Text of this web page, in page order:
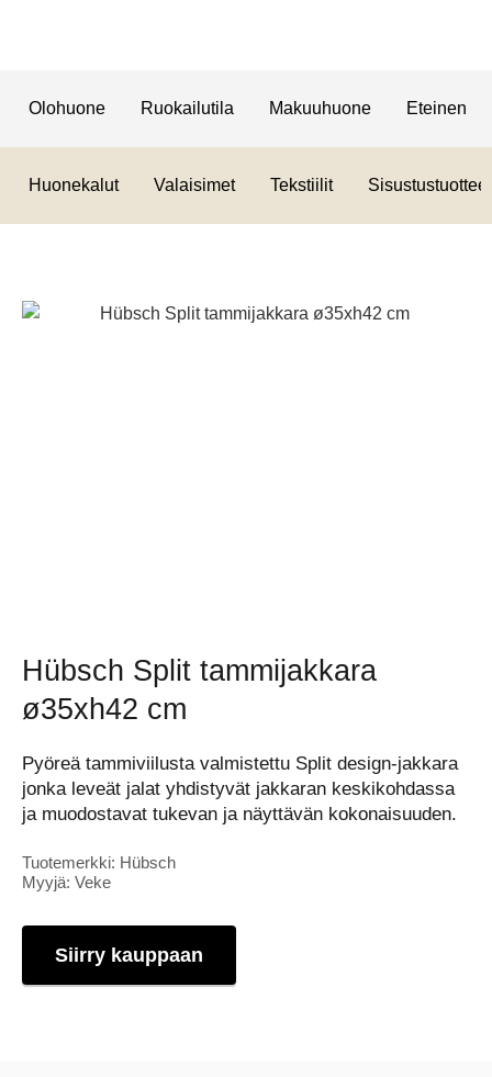
Olohuone Ruokailutila Makuuhuone Eteinen
Huonekalut Valaisimet Tekstiilit Sisustustuotteet
Hübsch Split tammijakkara
ø35xh42 cm
Pyöreä tammiviilusta valmistettu Split design-jakkara
jonka leveät jalat yhdistyvät jakkaran keskikohdassa
ja muodostavat tukevan ja näyttävän kokonaisuuden.
Tuotemerkki: Hübsch
Myyjä: Veke
Siirry kauppaan